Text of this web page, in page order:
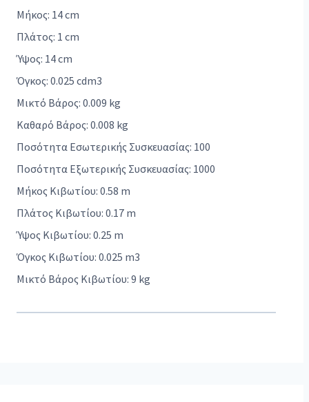
Μήκος: 14 cm
Πλάτος: 1 cm
Ύψος: 14 cm
Όγκος: 0.025 cdm3
Μικτό Βάρος: 0.009 kg
Καθαρό Βάρος: 0.008 kg
Ποσότητα Εσωτερικής Συσκευασίας: 100
Ποσότητα Εξωτερικής Συσκευασίας: 1000
Μήκος Κιβωτίου: 0.58 m
Πλάτος Κιβωτίου: 0.17 m
Ύψος Κιβωτίου: 0.25 m
Όγκος Κιβωτίου: 0.025 m3
Μικτό Βάρος Κιβωτίου: 9 kg